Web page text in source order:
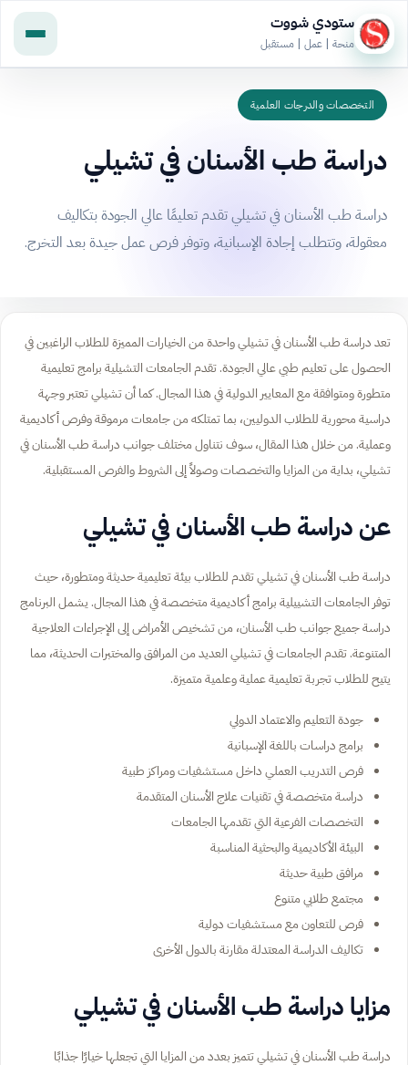
ستودي شووت
منحة | عمل | مستقبل
التخصصات والدرجات العلمية
دراسة طب الأسنان في تشيلي
دراسة طب الأسنان في تشيلي تقدم تعليمًا عالي الجودة بتكاليف
معقولة، وتتطلب إجادة الإسبانية، وتوفر فرص عمل جيدة بعد التخرج.
تعد دراسة طب الأسنان في تشيلي واحدة من الخيارات المميزة للطلاب الراغبين في
الحصول على تعليم طبي عالي الجودة. تقدم الجامعات التشيلية برامج تعليمية
متطورة ومتوافقة مع المعايير الدولية في هذا المجال. كما أن تشيلي تعتبر وجهة
دراسية محورية للطلاب الدوليين، بما تمتلكه من جامعات مرموقة وفرص أكاديمية
وعملية. من خلال هذا المقال، سوف نتناول مختلف جوانب دراسة طب الأسنان في
تشيلي، بداية من المزايا والتخصصات وصولاً إلى الشروط والفرص المستقبلية.
عن دراسة طب الأسنان في تشيلي
دراسة طب الأسنان في تشيلي تقدم للطلاب بيئة تعليمية حديثة ومتطورة، حيث
توفر الجامعات التشييلية برامج أكاديمية متخصصة في هذا المجال. يشمل البرنامج
دراسة جميع جوانب طب الأسنان، من تشخيص الأمراض إلى الإجراءات العلاجية
المتنوعة. تقدم الجامعات في تشيلي العديد من المرافق والمختبرات الحديثة، مما
يتيح للطلاب تجربة تعليمية عملية وعلمية متميزة.
جودة التعليم والاعتماد الدولي
برامج دراسات باللغة الإسبانية
فرص التدريب العملي داخل مستشفيات ومراكز طبية
دراسة متخصصة في تقنيات علاج الأسنان المتقدمة
التخصصات الفرعية التي تقدمها الجامعات
البيئة الأكاديمية والبحثية المناسبة
مرافق طبية حديثة
مجتمع طلابي متنوع
فرص للتعاون مع مستشفيات دولية
تكاليف الدراسة المعتدلة مقارنة بالدول الأخرى
مزايا دراسة طب الأسنان في تشيلي
دراسة طب الأسنان في تشيلي تتميز بعدد من المزايا التي تجعلها خيارًا جذابًا